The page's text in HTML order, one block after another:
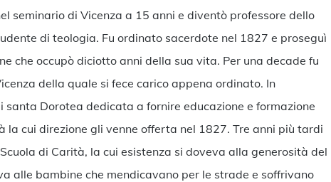
seminario di Vicenza a 15 anni e diventò professore dello
di teologia. Fu ordinato sacerdote nel 1827 e proseguì
che occupò diciotto anni della sua vita. Per una decade fu
della quale si fece carico appena ordinato. In
santa Dorotea dedicata a fornire educazione e formazione
cui direzione gli venne offerta nel 1827. Tre anni più tardi
di Carità, la cui esistenza si doveva alla generosità del
alle bambine che mendicavano per le strade e soffrivano